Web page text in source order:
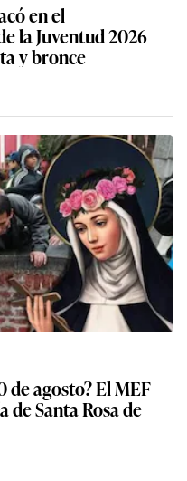
en el
la Juventud 2026
y bronce
de agosto? El MEF
de Santa Rosa de